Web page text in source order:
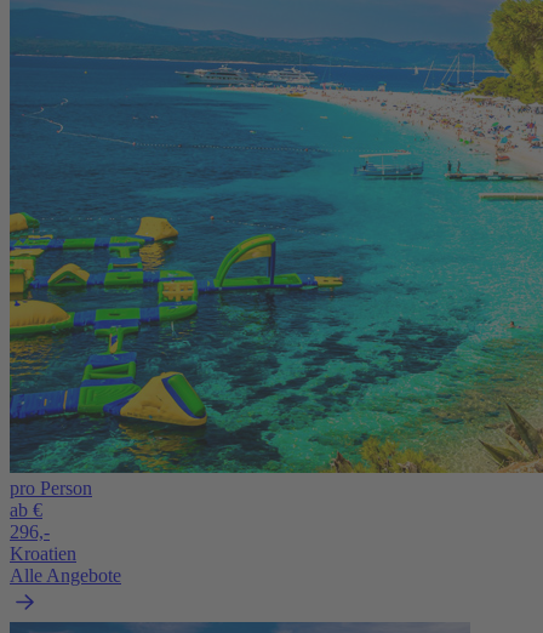
pro Person
ab €
296,-
Kroatien
Alle Angebote